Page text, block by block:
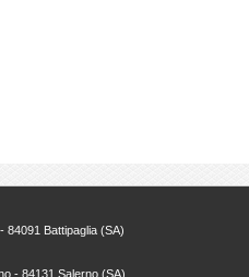
84091 Battipaglia (SA)
- 84131 Salerno (SA)